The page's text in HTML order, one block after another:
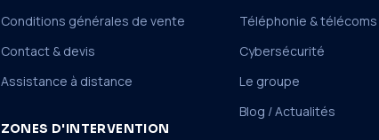
Conditions générales de vente
Contact & devis
Assistance à distance
ZONES D'INTERVENTION
Téléphonie & télécoms
Cybersécurité
Le groupe
Blog / Actualités